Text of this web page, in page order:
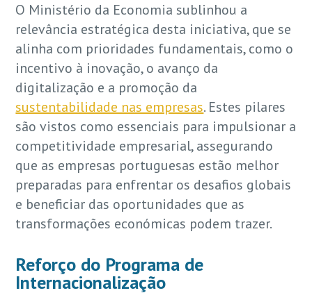
O Ministério da Economia sublinhou a
relevância estratégica desta iniciativa, que se
alinha com prioridades fundamentais, como o
incentivo à inovação, o avanço da
digitalização e a promoção da
sustentabilidade nas empresas. Estes pilares
são vistos como essenciais para impulsionar a
competitividade empresarial, assegurando
que as empresas portuguesas estão melhor
preparadas para enfrentar os desafios globais
e beneficiar das oportunidades que as
transformações económicas podem trazer.
Reforço do Programa de
Internacionalização